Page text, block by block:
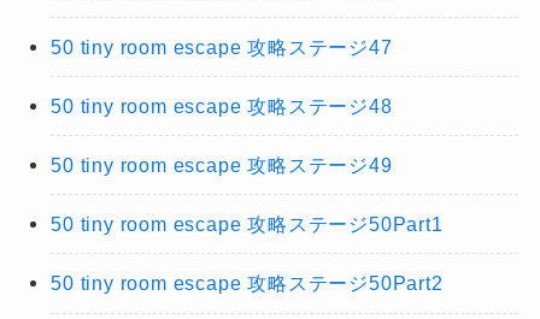
50 tiny room escape 攻略ステージ47
50 tiny room escape 攻略ステージ48
50 tiny room escape 攻略ステージ49
50 tiny room escape 攻略ステージ50Part1
50 tiny room escape 攻略ステージ50Part2